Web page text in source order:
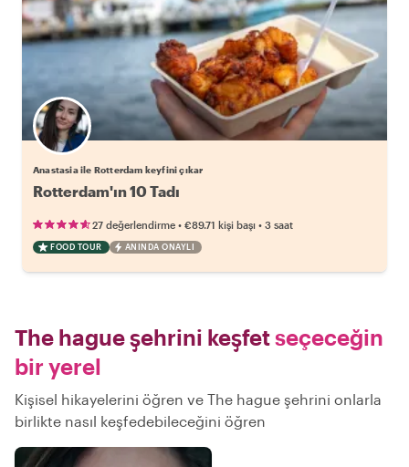
Anastasia ile Rotterdam keyfini çıkar
Rotterdam'ın 10 Tadı
27 değerlendirme • €89.71 kişi başı • 3 saat
FOOD TOUR ANINDA ONAYLI
The hague şehrini keşfetseçeceğin
bir yerel
Kişisel hikayelerini öğren ve The hague şehrini onlarla
birlikte nasıl keşfedebileceğini öğren